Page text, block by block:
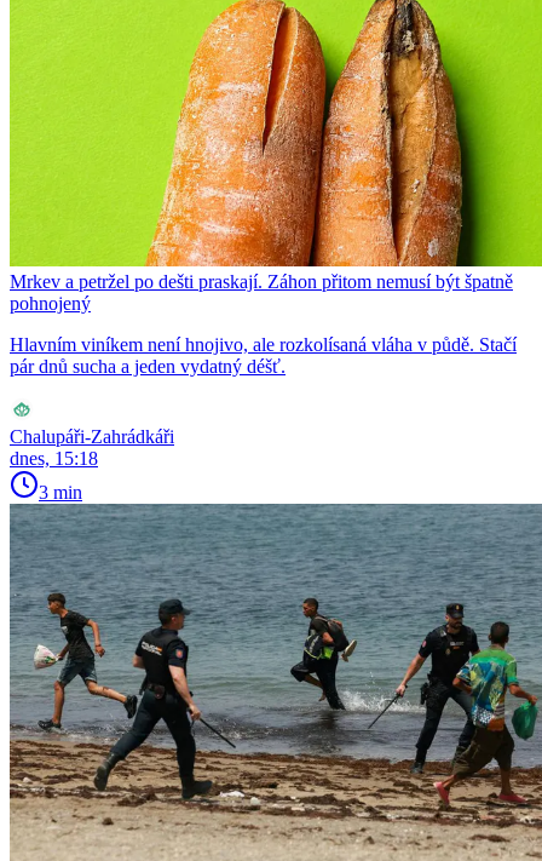
Mrkev a petržel po dešti praskají. Záhon přitom nemusí být špatně
pohnojený
Hlavním viníkem není hnojivo, ale rozkolísaná vláha v půdě. Stačí
pár dnů sucha a jeden vydatný déšť.
Chalupáři-Zahrádkáři
dnes, 15:18
3 min